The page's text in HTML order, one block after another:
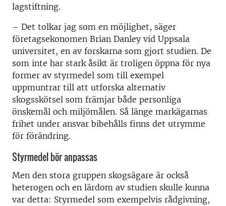
lagstiftning.
– Det tolkar jag som en möjlighet, säger
företagsekonomen Brian Danley vid Uppsala
universitet, en av forskarna som gjort studien. De
som inte har stark åsikt är troligen öppna för nya
former av styrmedel som till exempel
uppmuntrar till att utforska alternativ
skogsskötsel som främjar både personliga
önskemål och miljömålen. Så länge markägarnas
frihet under ansvar bibehålls finns det utrymme
för förändring.
Styrmedel bör anpassas
Men den stora gruppen skogsägare är också
heterogen och en lärdom av studien skulle kunna
var detta: Styrmedel som exempelvis rådgivning,